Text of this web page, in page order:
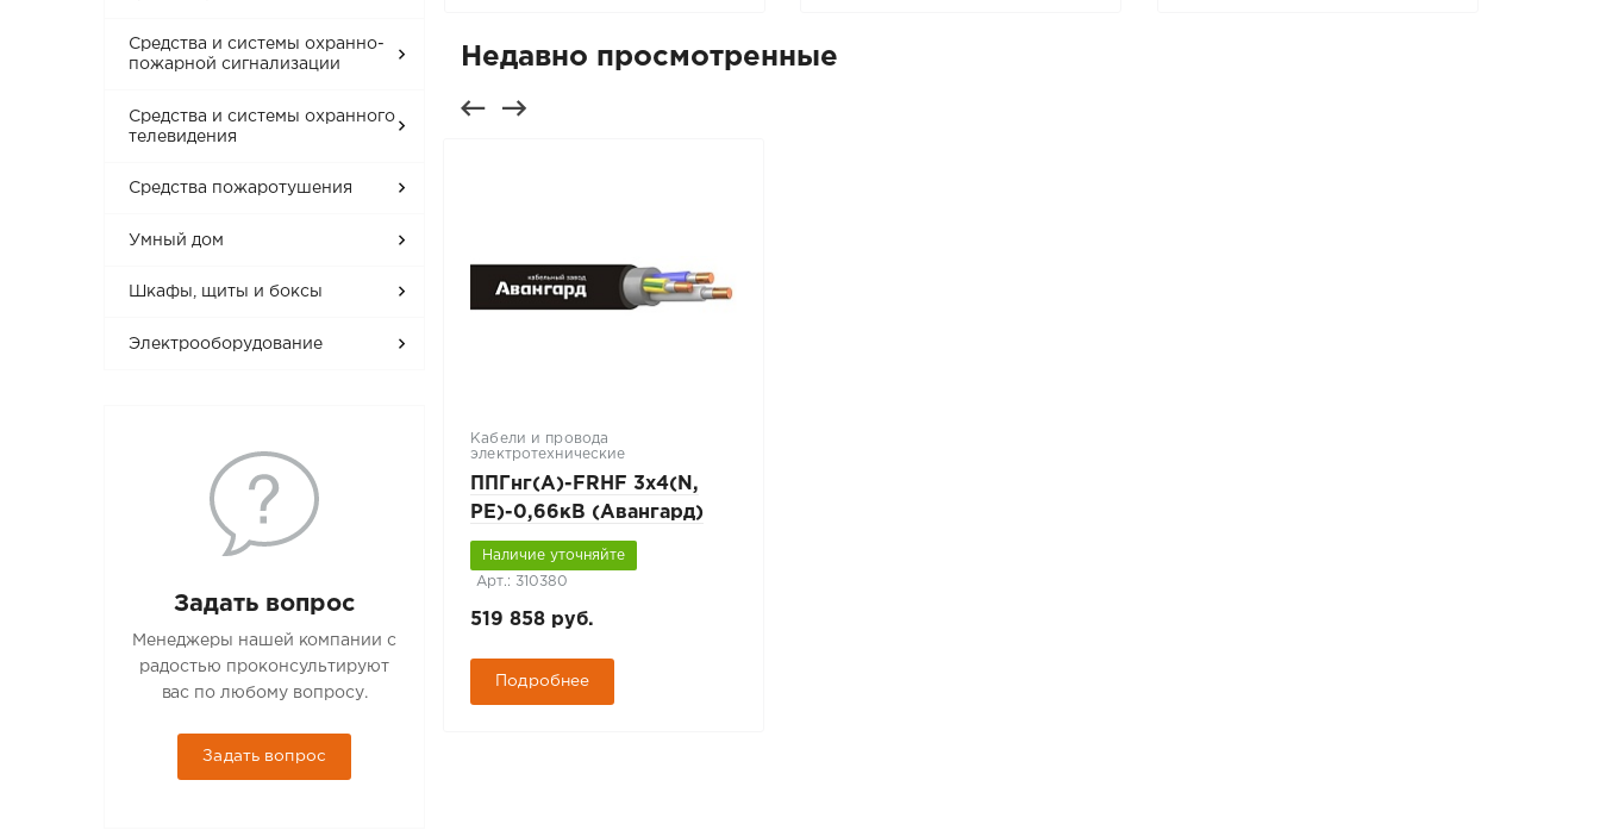
Средства и системы охранно-
пожарной сигнализации
Средства и системы охранного
телевидения
Средства пожаротушения
Умный дом
Шкафы, щиты и боксы
Электрооборудование
Задать вопрос
Менеджеры нашей компании с
радостью проконсультируют
вас по любому вопросу.
Задать вопрос
Недавно просмотренные
Кабели и провода
электротехнические
ППГнг(А)-FRHF 3х4(N,
PE)-0,66кВ (Авангард)
Наличие уточняйте
Арт.: 310380
519 858 руб.
Подробнее